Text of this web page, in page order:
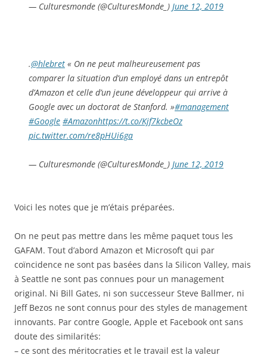
— Culturesmonde (@CulturesMonde_) June 12, 2019
.@hlebret « On ne peut malheureusement pas
comparer la situation d’un employé dans un entrepôt
d’Amazon et celle d’un jeune développeur qui arrive à
Google avec un doctorat de Stanford. »#management
#Google #Amazonhttps://t.co/Kjf7kcbeOz
pic.twitter.com/re8pHUi6ga
— Culturesmonde (@CulturesMonde_) June 12, 2019
Voici les notes que je m’étais préparées.
On ne peut pas mettre dans les même paquet tous les
GAFAM. Tout d’abord Amazon et Microsoft qui par
coïncidence ne sont pas basées dans la Silicon Valley, mais
à Seattle ne sont pas connues pour un management
original. Ni Bill Gates, ni son successeur Steve Ballmer, ni
Jeff Bezos ne sont connus pour des styles de management
innovants. Par contre Google, Apple et Facebook ont sans
doute des similarités:
– ce sont des méritocraties et le travail est la valeur